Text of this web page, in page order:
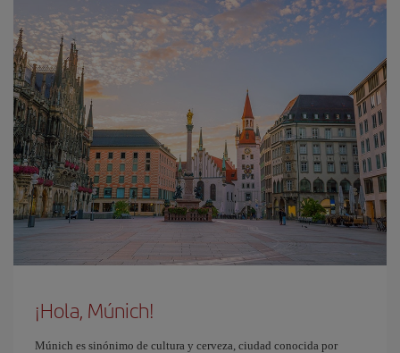
¡Hola, Múnich!
Múnich es sinónimo de cultura y cerveza, ciudad conocida por